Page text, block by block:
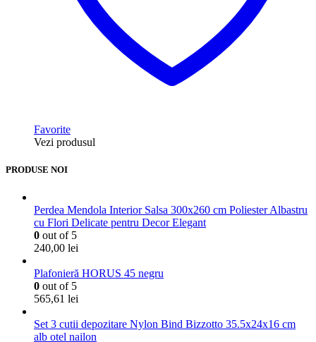
Favorite
Vezi produsul
PRODUSE NOI
Perdea Mendola Interior Salsa 300x260 cm Poliester Albastru
cu Flori Delicate pentru Decor Elegant
0 out of 5
240,00 lei
Plafonieră HORUS 45 negru
0 out of 5
565,61 lei
Set 3 cutii depozitare Nylon Bind Bizzotto 35.5x24x16 cm
alb otel nailon